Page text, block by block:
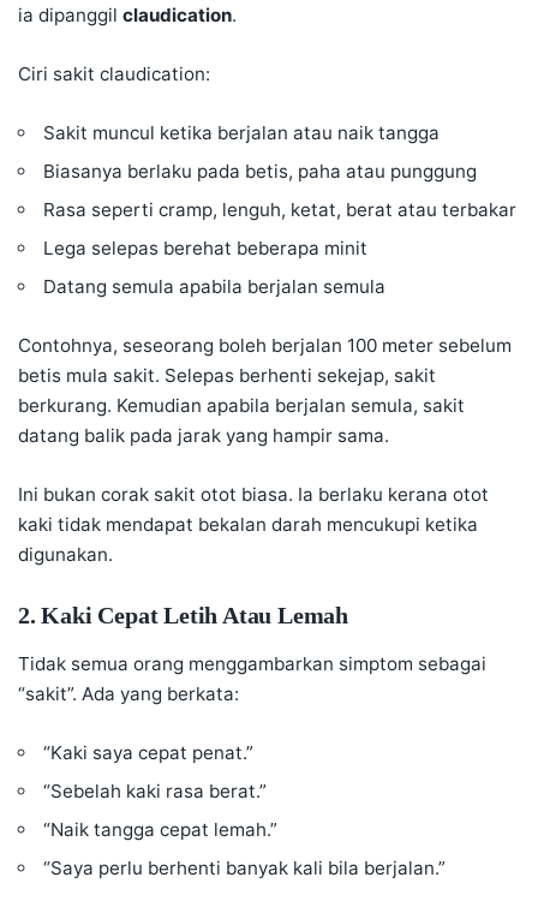
ia dipanggil claudication.
Ciri sakit claudication:
Sakit muncul ketika berjalan atau naik tangga
Biasanya berlaku pada betis, paha atau punggung
Rasa seperti cramp, lenguh, ketat, berat atau terbakar
Lega selepas berehat beberapa minit
Datang semula apabila berjalan semula
Contohnya, seseorang boleh berjalan 100 meter sebelum
betis mula sakit. Selepas berhenti sekejap, sakit
berkurang. Kemudian apabila berjalan semula, sakit
datang balik pada jarak yang hampir sama.
Ini bukan corak sakit otot biasa. Ia berlaku kerana otot
kaki tidak mendapat bekalan darah mencukupi ketika
digunakan.
2. Kaki Cepat Letih Atau Lemah
Tidak semua orang menggambarkan simptom sebagai
“sakit”. Ada yang berkata:
“Kaki saya cepat penat.”
“Sebelah kaki rasa berat.”
“Naik tangga cepat lemah.”
“Saya perlu berhenti banyak kali bila berjalan.”